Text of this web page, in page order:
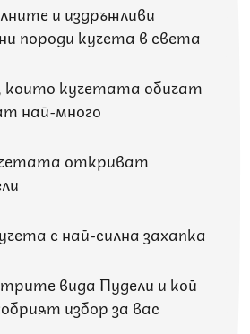
и издръжливи
породи кучета в света
които кучетата обичат
най-много
откриват
с най-силна захапка
вида Пудели и кой
избор за вас